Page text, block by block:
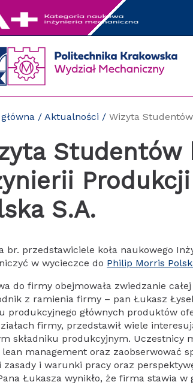
/Aktualności /Wizyta
Studentów
S.A.
br. przedstawiciele koła naukowego
w wycieczce do Philip Morris
do firmy obejmowała zwiedzanie
z ramienia firmy – pan Łukasz
produkcyjnego głównych produktów
firmy, przedstawił wiele
składniku produkcyjnym. Uczestnicy
lean management oraz zaobserwować
zasady i warunki pracy oraz
Łukasza wynikło, że firma stawia